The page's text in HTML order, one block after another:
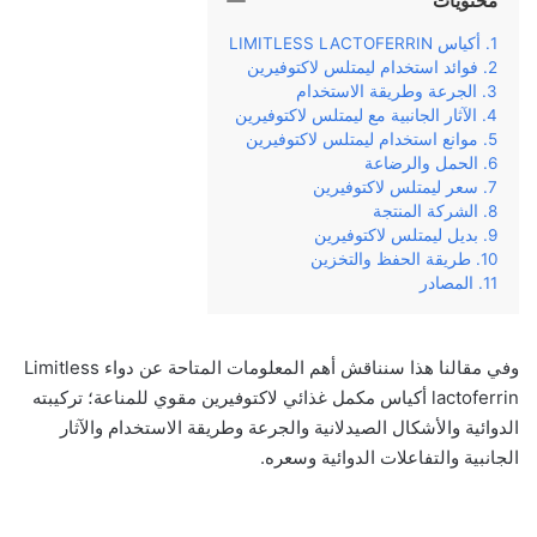
أكياس LIMITLESS LACTOFERRIN
فوائد استخدام ليمتلس لاكتوفيرين
الجرعة وطريقة الاستخدام
الآثار الجانبية مع ليمتلس لاكتوفيرين
موانع استخدام ليمتلس لاكتوفيرين
الحمل والرضاعة
سعر ليمتلس لاكتوفيرين
الشركة المنتجة
بديل ليمتلس لاكتوفيرين
طريقة الحفظ والتخزين
المصادر
وفي‌ ‌مقالنا‌ ‌هذا‌ ‌سنناقش‌ ‌أهم‌ ‌المعلومات‌ ‌المتاحة‌ ‌عن‌ دواء ‌Limitless
lactoferrin أكياس مكمل غذائي لاكتوفيرين مقوي للمناعة؛ تركيبته‌
‌الدوائية‌ والأشكال الصيدلانية ‌والجرعة‌ ‌وطريقة‌ ‌الاستخدام‌ ‌والآثار‌
‌الجانبية‌ ‌والتفاعلات الدوائية وسعره‌.